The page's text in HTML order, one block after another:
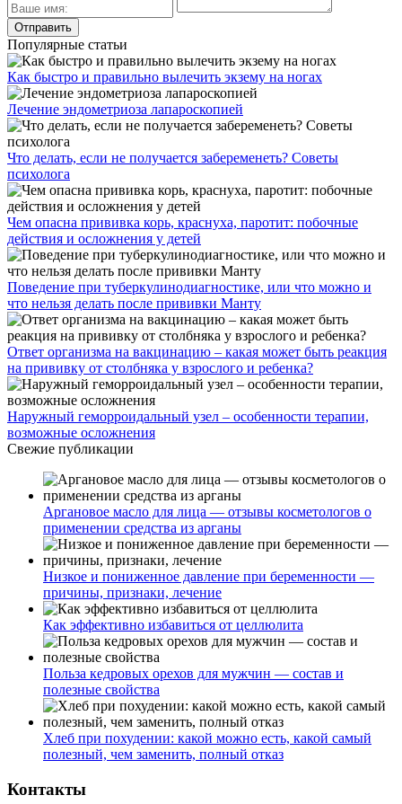
Популярные статьи
Как быстро и правильно вылечить экзему на ногах
Лечение эндометриоза лапароскопией
Что делать, если не получается забеременеть? Советы
психолога
Чем опасна прививка корь, краснуха, паротит: побочные
действия и осложнения у детей
Поведение при туберкулинодиагностике, или что можно и
что нельзя делать после прививки Манту
Ответ организма на вакцинацию – какая может быть реакция
на прививку от столбняка у взрослого и ребенка?
Наружный геморроидальный узел – особенности терапии,
возможные осложнения
Свежие публикации
Аргановое масло для лица — отзывы косметологов о
применении средства из арганы
Низкое и пониженное давление при беременности —
причины, признаки, лечение
Как эффективно избавиться от целлюлита
Польза кедровых орехов для мужчин — состав и
полезные свойства
Хлеб при похудении: какой можно есть, какой самый
полезный, чем заменить, полный отказ
Контакты